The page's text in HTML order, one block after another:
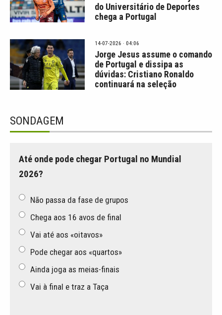
do Universitário de Deportes
chega a Portugal
14-07-2026 · 04:06
Jorge Jesus assume o comando
de Portugal e dissipa as
dúvidas: Cristiano Ronaldo
continuará na seleção
SONDAGEM
Até onde pode chegar Portugal no Mundial
2026?
Não passa da fase de grupos
Chega aos 16 avos de final
Vai até aos «oitavos»
Pode chegar aos «quartos»
Ainda joga as meias-finais
Vai à final e traz a Taça